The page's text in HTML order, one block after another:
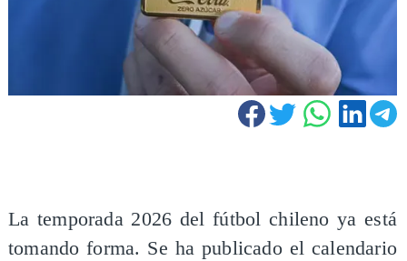
La temporada 2026 del fútbol chileno ya está
tomando forma. Se ha publicado el calendario